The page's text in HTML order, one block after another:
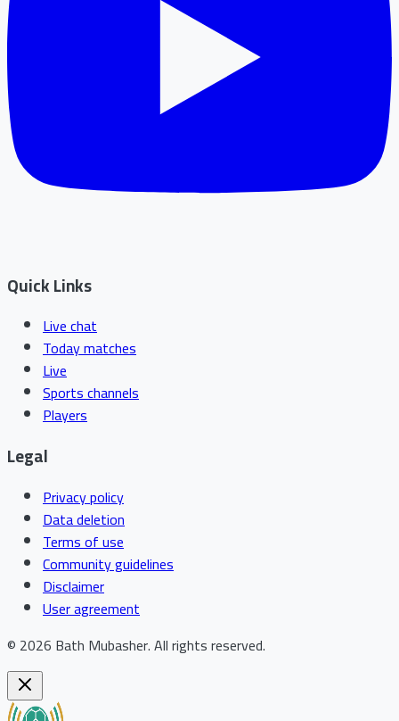
Quick Links
Live chat
Today matches
Live
Sports channels
Players
Legal
Privacy policy
Data deletion
Terms of use
Community guidelines
Disclaimer
User agreement
© 2026 Bath Mubasher.All rights reserved.